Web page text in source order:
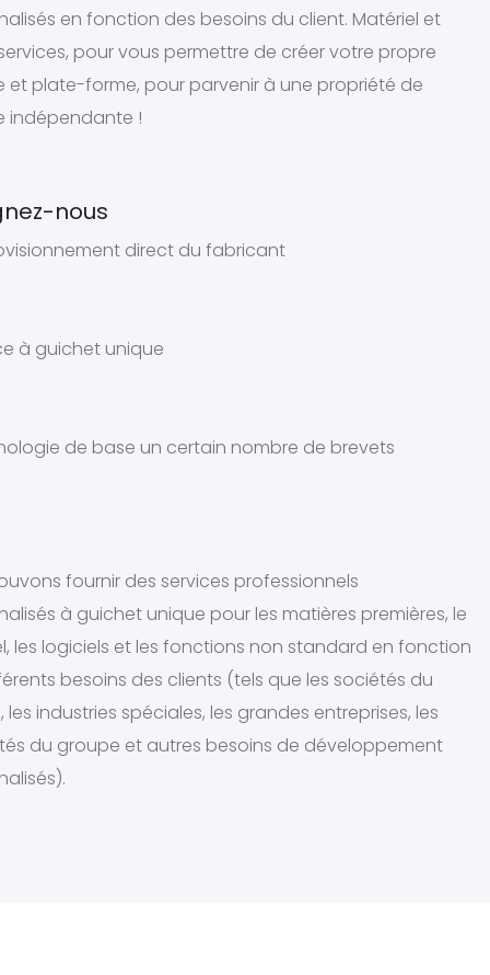
en fonction des besoins du client. Matériel et
pour vous permettre de créer votre propre
et plate-forme, pour parvenir à une propriété de
indépendante !
nous
direct du fabricant
à guichet unique
de base un certain nombre de brevets
fournir des services professionnels
à guichet unique pour les matières premières, le
les logiciels et les fonctions non standard en fonction
besoins des clients (tels que les sociétés du
les industries spéciales, les grandes entreprises, les
du groupe et autres besoins de développement